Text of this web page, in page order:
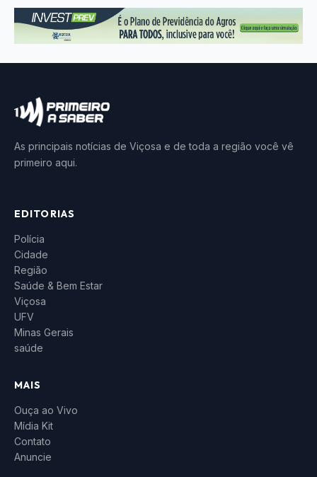
As principais notícias de Viçosa e de toda a região você vê
primeiro aqui.
EDITORIAS
Polícia
Cidade
Região
Saúde & Bem Estar
Viçosa
UFV
Minas Gerais
saúde
MAIS
Ouça ao Vivo
Mídia Kit
Contato
Anuncie